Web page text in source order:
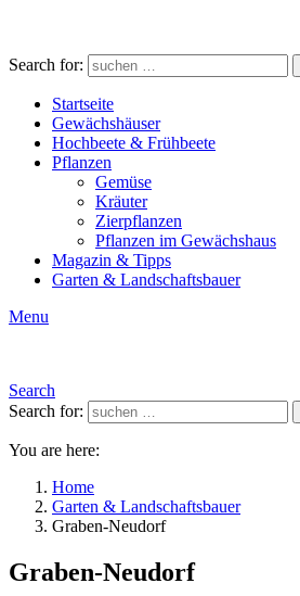
Search for:
Startseite
Gewächshäuser
Hochbeete & Frühbeete
Pflanzen
Gemüse
Kräuter
Zierpflanzen
Pflanzen im Gewächshaus
Magazin & Tipps
Garten & Landschaftsbauer
Menu
Search
Search for:
You are here:
Home
Garten & Landschaftsbauer
Graben-Neudorf
Graben-Neudorf